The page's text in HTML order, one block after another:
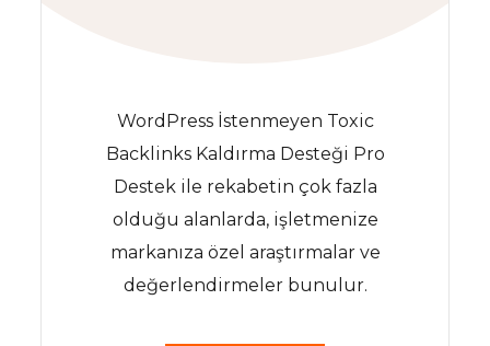
WordPress İstenmeyen Toxic
Backlinks Kaldırma Desteği Pro
Destek ile rekabetin çok fazla
olduğu alanlarda, işletmenize
markanıza özel araştırmalar ve
değerlendirmeler bunulur.